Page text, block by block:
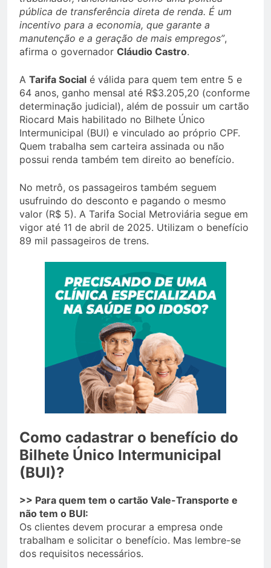
pública de transferência direta de renda. É um
incentivo para a economia, que garante a
manutenção e a geração de mais empregos”,
afirma o governador Cláudio Castro.
A Tarifa Social é válida para quem tem entre 5 e
64 anos, ganho mensal até R$3.205,20 (conforme
determinação judicial), além de possuir um cartão
Riocard Mais habilitado no Bilhete Único
Intermunicipal (BUI) e vinculado ao próprio CPF.
Quem trabalha sem carteira assinada ou não
possui renda também tem direito ao benefício.
No metrô, os passageiros também seguem
usufruindo do desconto e pagando o mesmo
valor (R$ 5). A Tarifa Social Metroviária segue em
vigor até 11 de abril de 2025. Utilizam o benefício
89 mil passageiros de trens.
Como cadastrar o benefício do
Bilhete Único Intermunicipal
(BUI)?
>> Para quem tem o cartão Vale-Transporte e
não tem o BUI:
Os clientes devem procurar a empresa onde
trabalham e solicitar o benefício. Mas lembre-se
dos requisitos necessários.